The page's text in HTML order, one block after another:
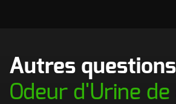
Autres
Odeur d'Urine